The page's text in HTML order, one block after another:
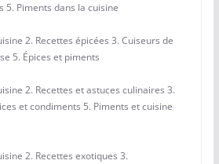
5. Piments dans la cuisine
2. Recettes épicées 3. Cuiseurs de
5. Épices et piments
2. Recettes et astuces culinaires 3.
et condiments 5. Piments et cuisine
2. Recettes exotiques 3.